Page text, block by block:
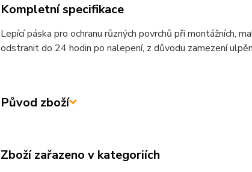
Kompletní specifikace
Lepící páska pro ochranu různých povrchů při montážních,
odstranit do 24 hodin po nalepení, z důvodu zamezení
Původ zboží
Zboží zařazeno v kategoriích